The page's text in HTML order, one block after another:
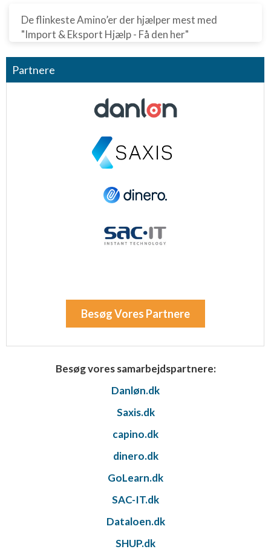
De flinkeste Amino’er der hjælper mest med
"Import & Eksport Hjælp - Få den her"
Partnere
Besøg Vores Partnere
Besøg vores samarbejdspartnere:
Danløn.dk
Saxis.dk
capino.dk
dinero.dk
GoLearn.dk
SAC-IT.dk
Dataloen.dk
SHUP.dk